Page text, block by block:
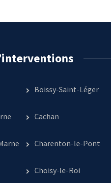
Boissy-Saint-Léger
Cachan
Charenton-le-Pont
Choisy-le-Roi